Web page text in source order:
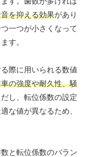
を抑える効果があり
一つが小さくなって
す。
際に用いられる数値
の強度や耐久性、騒
し、転位係数の設定
な値が異なるため、
と転位係数のバラン